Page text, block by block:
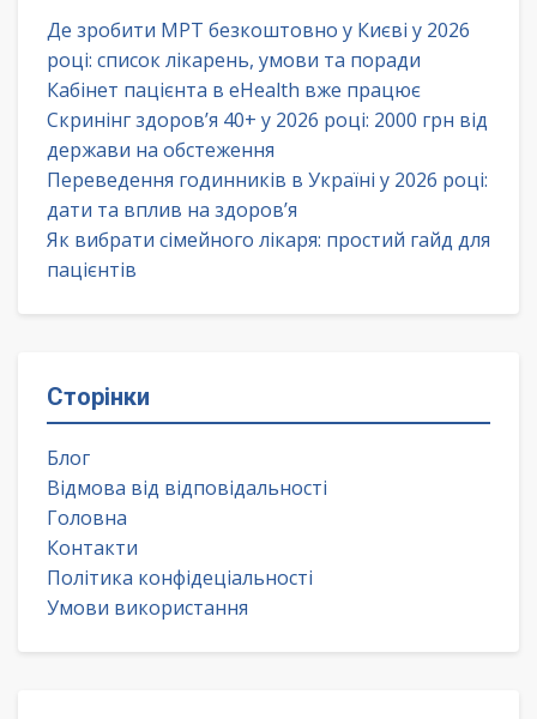
Де зробити МРТ безкоштовно у Києві у 2026
році: список лікарень, умови та поради
Кабінет пацієнта в eHealth вже працює
Скринінг здоров’я 40+ у 2026 році: 2000 грн від
держави на обстеження
Переведення годинників в Україні у 2026 році:
дати та вплив на здоров’я
Як вибрати сімейного лікаря: простий гайд для
пацієнтів
Сторінки
Блог
Відмова від відповідальності
Головна
Контакти
Політика конфідеціальності
Умови використання